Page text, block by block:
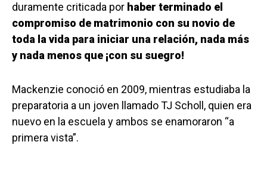
duramente criticada por haber terminado el
compromiso de matrimonio con su novio de
toda la vida para iniciar una relación, nada más
y nada menos que ¡con su suegro!
Mackenzie conoció en 2009, mientras estudiaba la
preparatoria a un joven llamado TJ Scholl, quien era
nuevo en la escuela y ambos se enamoraron “a
primera vista”.